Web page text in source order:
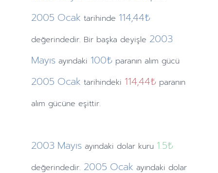
2005 Ocak tarihinde 114,44₺
değerindedir. Bir başka deyişle 2003
Mayıs ayındaki 100₺ paranın alım gücü
2005 Ocak tarihindeki 114,44₺ paranın
alım gücüne eşittir.
2003 Mayıs ayındaki dolar kuru 1.5₺
değerindedir. 2005 Ocak ayındaki dolar